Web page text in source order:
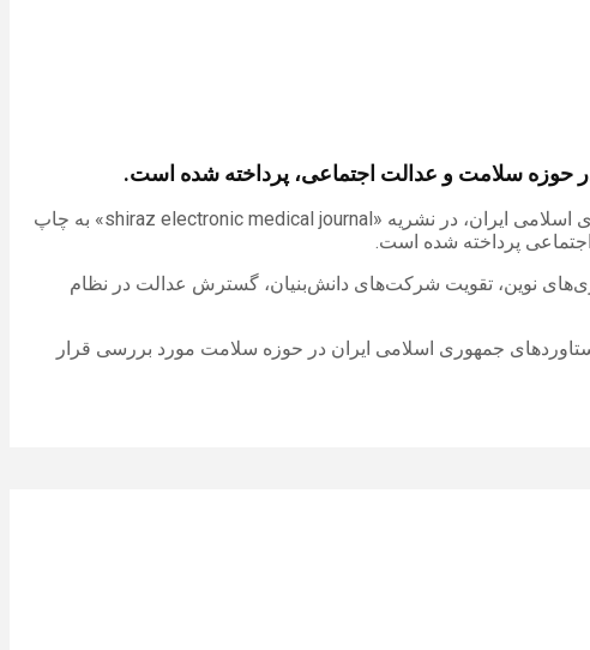
حوزه سلامت و عدالت اجتماعی، پرداخته شده است.
به گزارش خبرگزاری مهر، اخیرا مقاله‌ علمی پژوهشی به قلم کامران باقری لنکرانی، عضو پیوسته فرهنگستان علوم پزشکی جمهوری اسلامی ایران، در نشریه «shiraz electronic medical journal» به چاپ
پرداخته شده است.
نوین، تقویت شرکت‌های دانش‌بنیان، گسترش عدالت در نظام
جمهوری اسلامی ایران در حوزه سلامت مورد بررسی قرار